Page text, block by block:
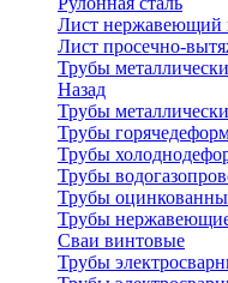
Лист нержавеющий
Лист просечно-
Трубы
Назад
Трубы
Трубы
Трубы
Трубы
Трубы
Трубы
Сваи винтовые
Трубы